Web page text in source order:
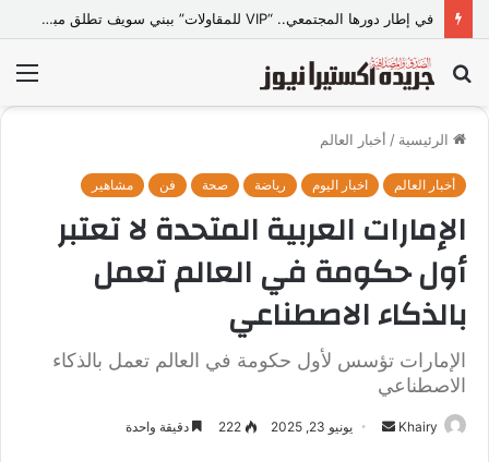
في إطار دورها المجتمعي.. “VIP للمقاولات” ببني سويف تطلق مبادرة “تعالي أقدم على تصالح” بالمجان
بحث
عن
الرئيسية / أخبار العالم
أخبار العالم اخبار اليوم رياضة صحة فن مشاهير
الإمارات العربية المتحدة لا تعتبر
أول حكومة في العالم تعمل
بالذكاء الاصطناعي
الإمارات تؤسس لأول حكومة في العالم تعمل بالذكاء
الاصطناعي
Khairy يونيو 23, 2025 222 دقيقة واحدة